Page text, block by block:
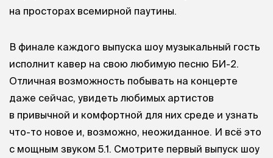
на просторах всемирной паутины.
В финале каждого выпуска шоу музыкальный гость
исполнит кавер на свою любимую песню БИ-2.
Отличная возможность побывать на концерте
даже сейчас, увидеть любимых артистов
в привычной и комфортной для них среде и узнать
что-то новое и, возможно, неожиданное. И всё это
с мощным звуком 5.1. Смотрите первый выпуск шоу